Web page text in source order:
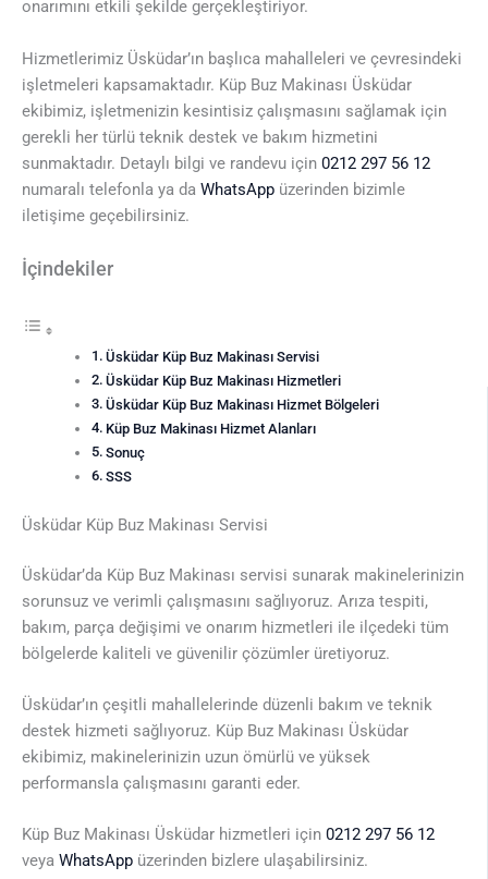
onarımını etkili şekilde gerçekleştiriyor.
Hizmetlerimiz Üsküdar’ın başlıca mahalleleri ve çevresindeki
işletmeleri kapsamaktadır. Küp Buz Makinası Üsküdar
ekibimiz, işletmenizin kesintisiz çalışmasını sağlamak için
gerekli her türlü teknik destek ve bakım hizmetini
sunmaktadır. Detaylı bilgi ve randevu için 0212 297 56 12
numaralı telefonla ya da WhatsApp üzerinden bizimle
iletişime geçebilirsiniz.
İçindekiler
Üsküdar Küp Buz Makinası Servisi
Üsküdar Küp Buz Makinası Hizmetleri
Üsküdar Küp Buz Makinası Hizmet Bölgeleri
Küp Buz Makinası Hizmet Alanları
Sonuç
SSS
Üsküdar Küp Buz Makinası Servisi
Üsküdar’da Küp Buz Makinası servisi sunarak makinelerinizin
sorunsuz ve verimli çalışmasını sağlıyoruz. Arıza tespiti,
bakım, parça değişimi ve onarım hizmetleri ile ilçedeki tüm
bölgelerde kaliteli ve güvenilir çözümler üretiyoruz.
Üsküdar’ın çeşitli mahallelerinde düzenli bakım ve teknik
destek hizmeti sağlıyoruz. Küp Buz Makinası Üsküdar
ekibimiz, makinelerinizin uzun ömürlü ve yüksek
performansla çalışmasını garanti eder.
Küp Buz Makinası Üsküdar hizmetleri için 0212 297 56 12
veya WhatsApp üzerinden bizlere ulaşabilirsiniz.